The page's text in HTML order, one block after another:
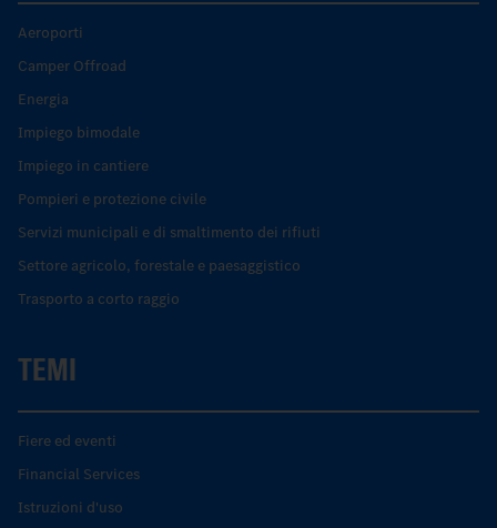
Aeroporti
Camper Offroad
Energia
Impiego bimodale
Impiego in cantiere
Pompieri e protezione civile
Servizi municipali e di smaltimento dei rifiuti
Settore agricolo, forestale e paesaggistico
Trasporto a corto raggio
TEMI
Fiere ed eventi
Financial Services
Istruzioni d'uso